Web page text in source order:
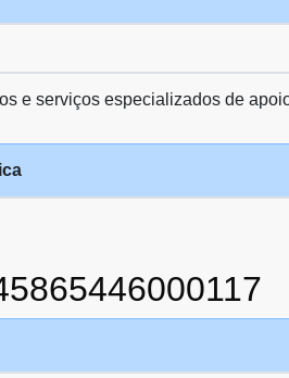
e serviços especializados de